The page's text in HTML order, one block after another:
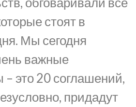
стоят в
Мы сегодня
важные
– это 20 соглашений,
придадут